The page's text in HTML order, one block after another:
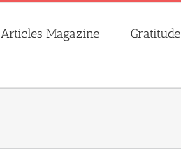
Articles Magazine Gratitude